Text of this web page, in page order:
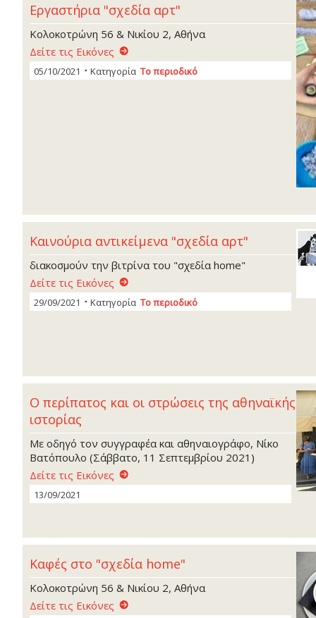
Εργαστήρια "σχεδία αρτ"
Κολοκοτρώνη 56 & Νικίου 2, Αθήνα
Δείτε τις Εικόνες
05/10/2021 Κατηγορία Το περιοδικό
Καινούρια αντικείμενα "σχεδία αρτ"
διακοσμούν την βιτρίνα του "σχεδία home"
Δείτε τις Εικόνες
29/09/2021 Κατηγορία Το περιοδικό
Ο περίπατος και οι στρώσεις της αθηναϊκής
ιστορίας
Με οδηγό τον συγγραφέα και αθηναιογράφο, Νίκο
Βατόπουλο (Σάββατο, 11 Σεπτεμβρίου 2021)
Δείτε τις Εικόνες
13/09/2021
Καφές στο "σχεδία home"
Κολοκοτρώνη 56 & Νικίου 2, Αθήνα
Δείτε τις Εικόνες